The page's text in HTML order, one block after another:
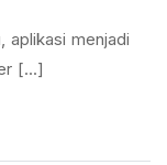
aplikasi menjadi
[...]